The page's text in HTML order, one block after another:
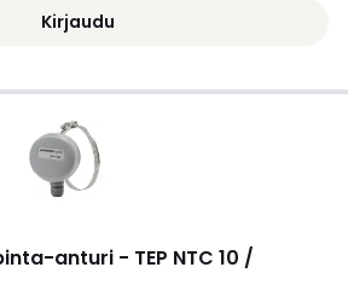
Kirjaudu
anturi - TEP NTC 10 /